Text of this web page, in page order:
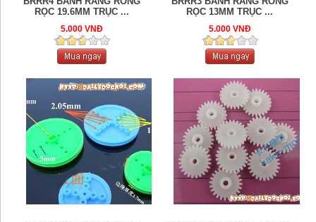
RỌC 19.6MM TRỤC ...
5.000 VNĐ
RỌC 13MM TRỤC ...
5.000 VNĐ